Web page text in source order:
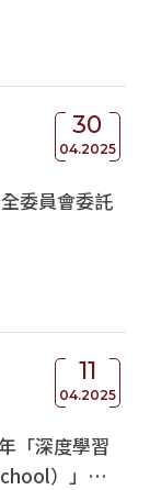
30
04.2025
委員會委託
11
04.2025
「深度學習
）」報